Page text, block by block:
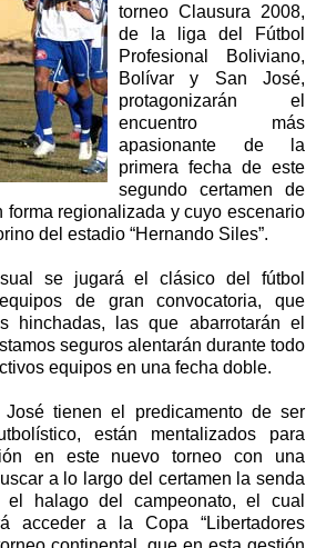
torneo Clausura 2008,
de la liga del Fútbol
Profesional Boliviano,
Bolívar y San José,
protagonizarán el
encuentro más
apasionante de la
primera fecha de este
segundo certamen de
forma regionalizada y cuyo escenario
del estadio “Hernando Siles”.
se jugará el clásico del fútbol
de gran convocatoria, que
hinchadas, las que abarrotarán el
seguros alentarán durante todo
equipos en una fecha doble.
tienen el predicamento de ser
están mentalizados para
en este nuevo torneo con una
a lo largo del certamen la senda
halago del campeonato, el cual
acceder a la Copa “Libertadores